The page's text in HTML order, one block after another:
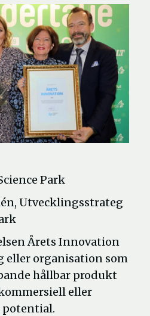
Park
Utvecklingsstrateg
Årets Innovation
eller organisation som
hållbar produkt
eller
potential.